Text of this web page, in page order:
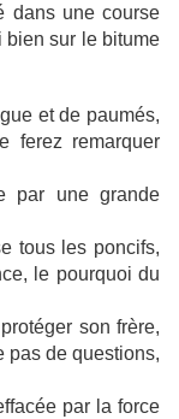
dans une course
bien sur le bitume
et de paumés,
ferez remarquer
par une grande
tous les poncifs,
le pourquoi du
son frère,
pas de questions,
par la force